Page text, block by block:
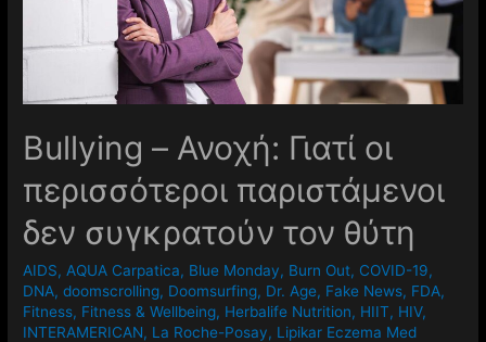
Βullying – Ανοχή: Γιατί οι
περισσότεροι παριστάμενοι
δεν συγκρατούν τον θύτη
AIDS, AQUA Carpatica, Blue Monday, Burn Out, COVID-19,
DNA,doomscrolling, Doomsurfing, Dr. Age, Fake News, FDA,
Fitness, Fitness & Wellbeing, Herbalife Nutrition, HIIT, HIV,
INTERAMERICAN, La Roche-Posay, Lipikar Eczema Med